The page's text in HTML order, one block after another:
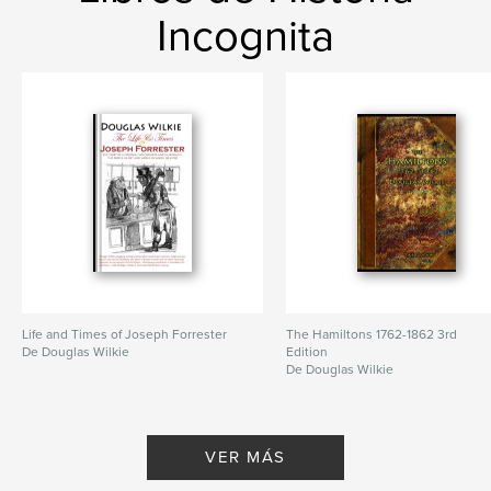
Incognita
Life and Times of Joseph Forrester
De Douglas Wilkie
The Hamiltons 1762-1862 3rd
Edition
De Douglas Wilkie
VER MÁS